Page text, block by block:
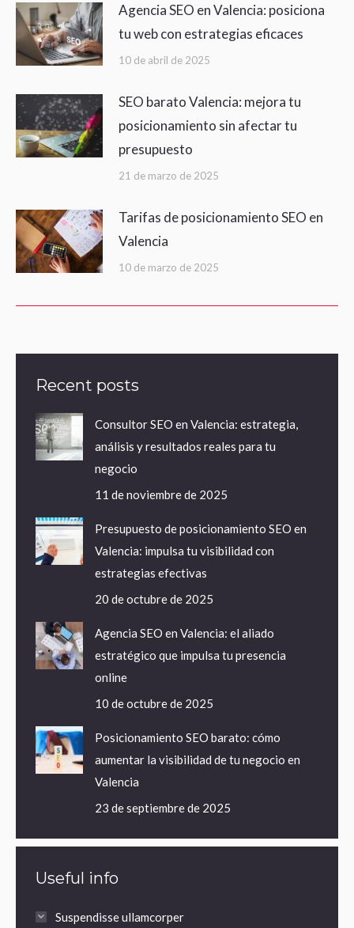
Agencia SEO en Valencia: posiciona
tu web con estrategias eficaces
10 de abril de 2025
SEO barato Valencia: mejora tu
posicionamiento sin afectar tu
presupuesto
21 de marzo de 2025
Tarifas de posicionamiento SEO en
Valencia
10 de marzo de 2025
Recent posts
Consultor SEO en Valencia: estrategia,
análisis y resultados reales para tu
negocio
11 de noviembre de 2025
Presupuesto de posicionamiento SEO en
Valencia: impulsa tu visibilidad con
estrategias efectivas
20 de octubre de 2025
Agencia SEO en Valencia: el aliado
estratégico que impulsa tu presencia
online
10 de octubre de 2025
Posicionamiento SEO barato: cómo
aumentar la visibilidad de tu negocio en
Valencia
23 de septiembre de 2025
Useful info
Suspendisse ullamcorper